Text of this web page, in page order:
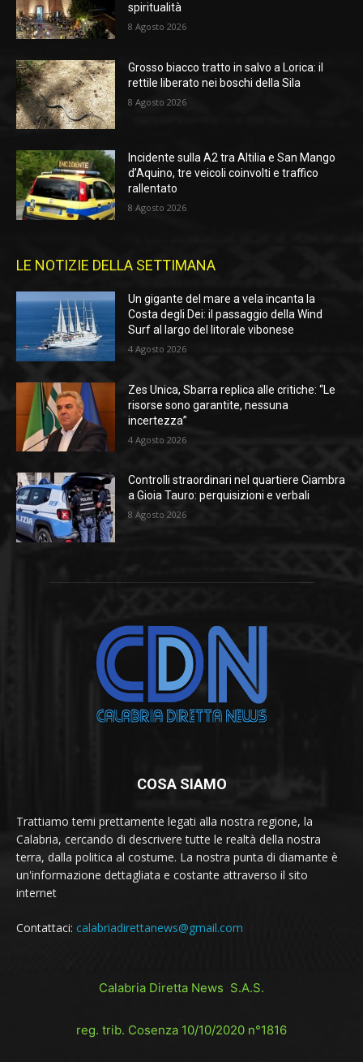
spiritualità
8 Agosto 2026
Grosso biacco tratto in salvo a Lorica: il
rettile liberato nei boschi della Sila
8 Agosto 2026
Incidente sulla A2 tra Altilia e San Mango
d’Aquino, tre veicoli coinvolti e traffico
rallentato
8 Agosto 2026
LE NOTIZIE DELLA SETTIMANA
Un gigante del mare a vela incanta la
Costa degli Dei: il passaggio della Wind
Surf al largo del litorale vibonese
4 Agosto 2026
Zes Unica, Sbarra replica alle critiche: “Le
risorse sono garantite, nessuna
incertezza”
4 Agosto 2026
Controlli straordinari nel quartiere Ciambra
a Gioia Tauro: perquisizioni e verbali
8 Agosto 2026
COSA SIAMO
Trattiamo temi prettamente legati alla nostra regione, la
Calabria, cercando di descrivere tutte le realtà della nostra
terra, dalla politica al costume. La nostra punta di diamante è
un'informazione dettagliata e costante attraverso il sito
internet
Contattaci: calabriadirettanews@gmail.com
Calabria Diretta News S.A.S.
reg. trib. Cosenza 10/10/2020 n°1816